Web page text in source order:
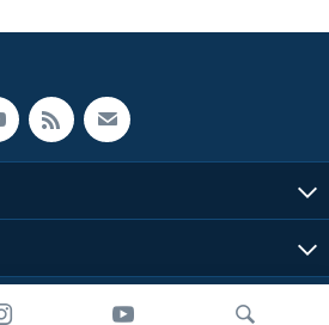
© 2026 VOA, Inc. Сите права задржани.